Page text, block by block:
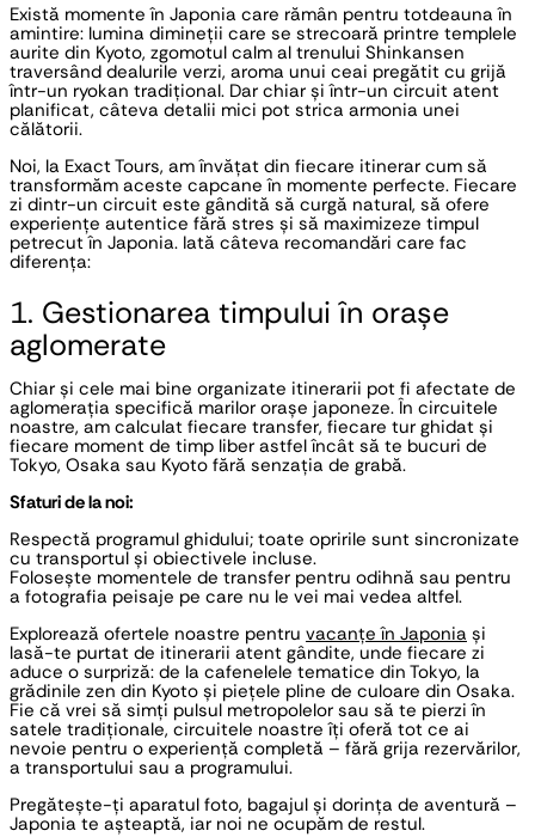
Există momente în Japonia care rămân pentru totdeauna în
amintire: lumina dimineții care se strecoară printre templele
aurite din Kyoto, zgomotul calm al trenului Shinkansen
traversând dealurile verzi, aroma unui ceai pregătit cu grijă
într-un ryokan tradițional. Dar chiar și într-un circuit atent
planificat, câteva detalii mici pot strica armonia unei
călătorii.
Noi, la Exact Tours, am învățat din fiecare itinerar cum să
transformăm aceste capcane în momente perfecte. Fiecare
zi dintr-un circuit este gândită să curgă natural, să ofere
experiențe autentice fără stres și să maximizeze timpul
petrecut în Japonia. Iată câteva recomandări care fac
diferența:
1. Gestionarea timpului în orașe
aglomerate
Chiar și cele mai bine organizate itinerarii pot fi afectate de
aglomerația specifică marilor orașe japoneze. În circuitele
noastre, am calculat fiecare transfer, fiecare tur ghidat și
fiecare moment de timp liber astfel încât să te bucuri de
Tokyo, Osaka sau Kyoto fără senzația de grabă.
Sfaturi de la noi:
Respectă programul ghidului; toate opririle sunt sincronizate
cu transportul și obiectivele incluse.
Folosește momentele de transfer pentru odihnă sau pentru
a fotografia peisaje pe care nu le vei mai vedea altfel.
Explorează ofertele noastre pentru vacanțe în Japonia și
lasă-te purtat de itinerarii atent gândite, unde fiecare zi
aduce o surpriză: de la cafenelele tematice din Tokyo, la
grădinile zen din Kyoto și piețele pline de culoare din Osaka.
Fie că vrei să simți pulsul metropolelor sau să te pierzi în
satele tradiționale, circuitele noastre îți oferă tot ce ai
nevoie pentru o experiență completă – fără grija rezervărilor,
a transportului sau a programului.
Pregătește-ți aparatul foto, bagajul și dorința de aventură –
Japonia te așteaptă, iar noi ne ocupăm de restul.